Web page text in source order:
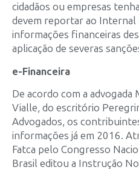
cidadãos ou empresas
devem reportar ao Internal
informações financeiras
aplicação de severas
e-Financeira
De acordo com a advogada
Vialle, do escritório
Advogados, os
informações já em 2016.
Fatca pelo Congresso
Brasil editou a Instrução